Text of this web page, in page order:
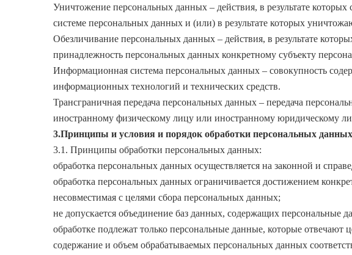
Уничтожение персональных данных – действия, в результате
системе персональных данных и (или) в результате которых
Обезличивание персональных данных – действия, в результате
принадлежность персональных данных конкретному субъекту
Информационная система персональных данных – совокупность
информационных технологий и технических средств.
Трансграничная передача персональных данных – передача
иностранному физическому лицу или иностранному юридическому
3.Принципы и условия и порядок обработки персональных данных
3.1. Принципы обработки персональных данных:
обработка персональных данных осуществляется на законной и
обработка персональных данных ограничивается достижением
несовместимая с целями сбора персональных данных;
не допускается объединение баз данных, содержащих персональные
обработке подлежат только персональные данные, которые отвечают
содержание и объем обрабатываемых персональных данных